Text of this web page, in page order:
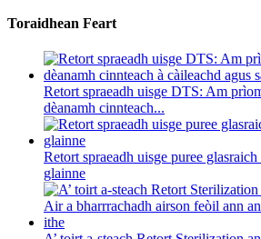
Toraidhean Feart
Retort spraeadh uisge DTS: Am
dèanamh cinnteach...
Retort spraeadh uisge puree
glainne